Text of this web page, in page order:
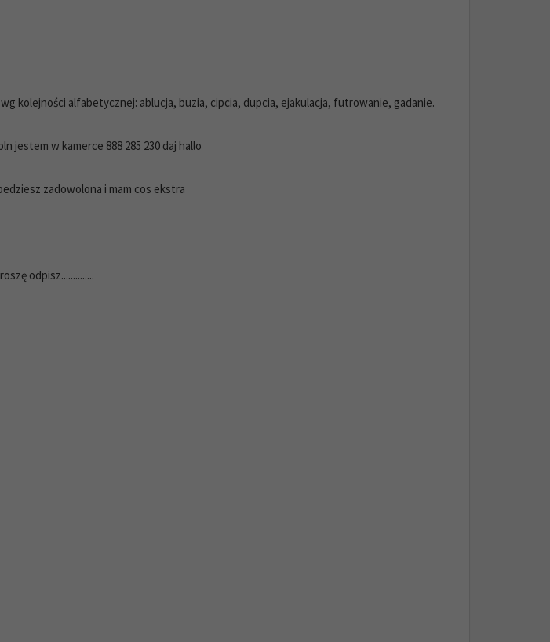
kolejności alfabetycznej: ablucja, buzia, cipcia, dupcia, ejakulacja, futrowanie, gadanie.
jestem w kamerce 888 285 230 daj hallo
zadowolona i mam cos ekstra
odpisz..............